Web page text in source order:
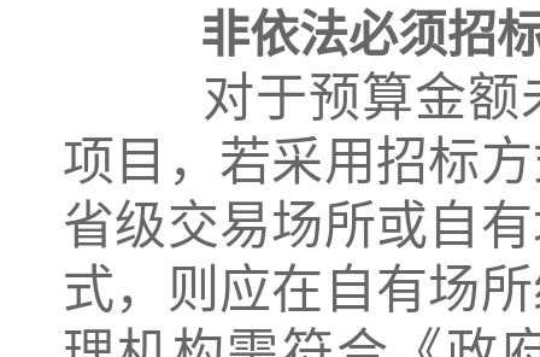
非依法必须招
对于预算金额
项目，若采用招标
省级交易场所或自
式，则应在自有场